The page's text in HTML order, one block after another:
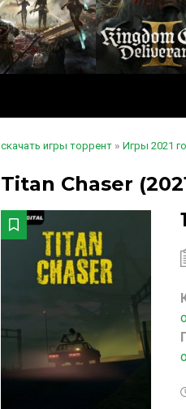
скачать игры торрент » Игры 2021
Titan Chaser
1